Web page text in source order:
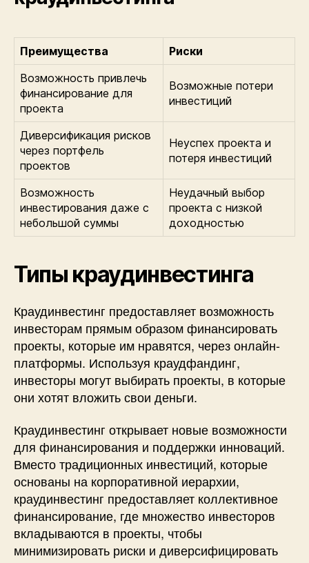
Преимущества
Риски
Возможность привлечь
финансирование для
проекта
Возможные потери
инвестиций
Диверсификация рисков
через портфель
проектов
Неуспех проекта и
потеря инвестиций
Возможность
инвестирования даже с
небольшой суммы
Неудачный выбор
проекта с низкой
доходностью
Типы краудинвестинга
Краудинвестинг предоставляет возможность
инвесторам прямым образом финансировать
проекты, которые им нравятся, через онлайн-
платформы. Используя краудфандинг,
инвесторы могут выбирать проекты, в которые
они хотят вложить свои деньги.
Краудинвестинг открывает новые возможности
для финансирования и поддержки инноваций.
Вместо традиционных инвестиций, которые
основаны на корпоративной иерархии,
краудинвестинг предоставляет коллективное
финансирование, где множество инвесторов
вкладываются в проекты, чтобы
минимизировать риски и диверсифицировать